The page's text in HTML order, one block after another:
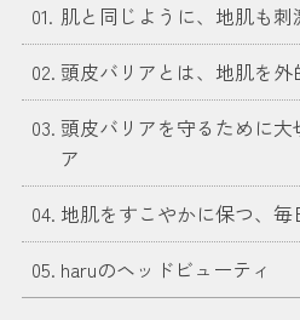
01. 肌と同じように、地肌も刺
02. 頭皮バリアとは、地肌を
03. 頭皮バリアを守るために大
ア
04. 地肌をすこやかに保つ、
05. haruのヘッドビューティ